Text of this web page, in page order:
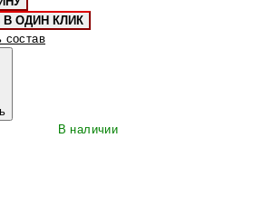
В ОДИН КЛИК
состав
В наличии